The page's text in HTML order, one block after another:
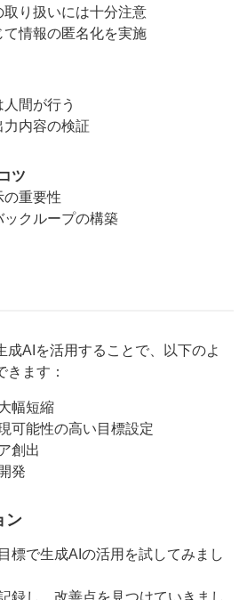
取り扱いには十分注意
て情報の匿名化を実施
間が行う
力内容の検証
ツ
の重要性
ックループの構築
成AIを活用することで、以下のよ
きます：
幅短縮
可能性の高い目標設定
創出
発
ン
標で生成AIの活用を試してみまし